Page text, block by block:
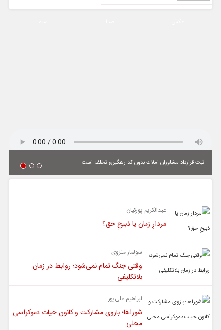
ثبت قرارداد مشاوران املاك بدون كد رهگیری تخلف است
عبدالکریم پورکیان
مردارِ زمان یا ذبیحِ حق؟
سولماز منزوی
وقتی جنگ تمام نمی‌شود؛ روابط در زمان
بلاتکلیفی
ابراهیم علی‌پور
شوراها؛ بازوی مشارکت و کانون حیات دموکراسی
محلی